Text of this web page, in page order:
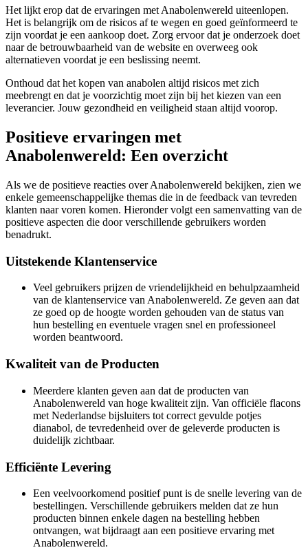
Het lijkt erop dat de ervaringen met Anabolenwereld uiteenlopen.
Het is belangrijk om de risicos af te wegen en goed geïnformeerd te
zijn voordat je een aankoop doet. Zorg ervoor dat je onderzoek doet
naar de betrouwbaarheid van de website en overweeg ook
alternatieven voordat je een beslissing neemt.
Onthoud dat het kopen van anabolen altijd risicos met zich
meebrengt en dat je voorzichtig moet zijn bij het kiezen van een
leverancier. Jouw gezondheid en veiligheid staan altijd voorop.
Positieve ervaringen met
Anabolenwereld: Een overzicht
Als we de positieve reacties over Anabolenwereld bekijken, zien we
enkele gemeenschappelijke themas die in de feedback van tevreden
klanten naar voren komen. Hieronder volgt een samenvatting van de
positieve aspecten die door verschillende gebruikers worden
benadrukt.
Uitstekende Klantenservice
Veel gebruikers prijzen de vriendelijkheid en behulpzaamheid
van de klantenservice van Anabolenwereld. Ze geven aan dat
ze goed op de hoogte worden gehouden van de status van
hun bestelling en eventuele vragen snel en professioneel
worden beantwoord.
Kwaliteit van de Producten
Meerdere klanten geven aan dat de producten van
Anabolenwereld van hoge kwaliteit zijn. Van officiële flacons
met Nederlandse bijsluiters tot correct gevulde potjes
dianabol, de tevredenheid over de geleverde producten is
duidelijk zichtbaar.
Efficiënte Levering
Een veelvoorkomend positief punt is de snelle levering van de
bestellingen. Verschillende gebruikers melden dat ze hun
producten binnen enkele dagen na bestelling hebben
ontvangen, wat bijdraagt aan een positieve ervaring met
Anabolenwereld.